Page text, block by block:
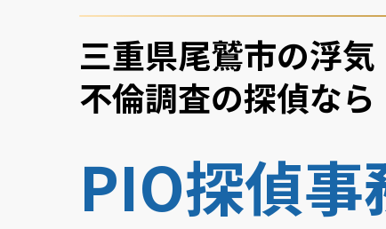
三重県尾鷲市の浮気
不倫調査の探偵なら
PIO探偵事